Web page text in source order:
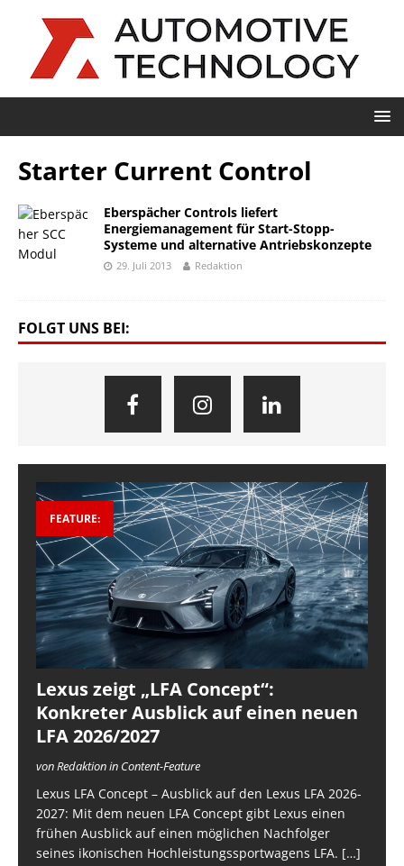
Starter Current Control
Eberspächer Controls liefert
Energiemanagement für Start-Stopp-
Systeme und alternative Antriebskonzepte
29. Juli 2013 Redaktion
FOLGT UNS BEI:
FEATURE:
Lexus zeigt „LFA Concept“:
Konkreter Ausblick auf einen neuen
LFA 2026/2027
von Redaktion in Content-Feature
Lexus LFA Concept – Ausblick auf den Lexus LFA 2026-
2027: Mit dem neuen LFA Concept gibt Lexus einen
frühen Ausblick auf einen möglichen Nachfolger
seines ikonischen Hochleistungssportwagens LFA. […]